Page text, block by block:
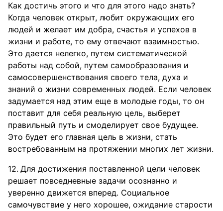
Как достичь этого и что для этого надо знать?
Когда человек открыт, любит окружающих его
людей и желает им добра, счастья и успехов в
жизни и работе, то ему отвечают взаимностью.
Это дается нелегко, путем систематической
работы над собой, путем самообразования и
самосовершенствования своего тела, духа и
знаний о жизни современных людей. Если человек
задумается над этим еще в молодые годы, то он
поставит для себя реальную цель, выберет
правильный путь и смоделирует свое будущее.
Это будет его главная цель в жизни, стать
востребованным на протяжении многих лет жизни.
Для достижения поставленной цели человек
решает повседневные задачи осознанно и
уверенно движется вперед. Социальное
самочувствие у него хорошее, ожидание старости